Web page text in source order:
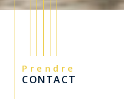
Prendre
CONTACT